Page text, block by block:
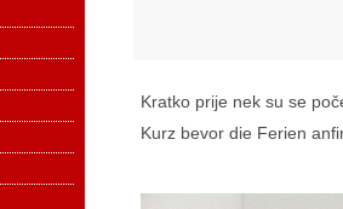
Kratko prije nek su se
Kurz bevor die Ferien